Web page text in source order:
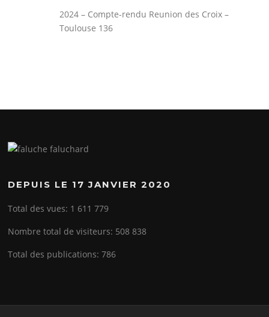
2024 – Compte-rendu Reunion des Croix –
Toulouse 136
DEPUIS LE 17 JANVIER 2020
Total des vues: 1 611 779
Nombre total de visiteurs: 508 838
Total des publications:786